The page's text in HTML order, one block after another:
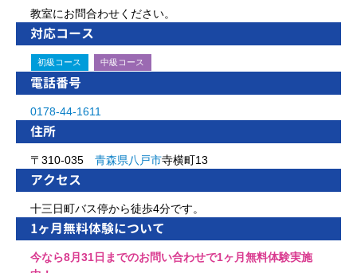
教室にお問合わせください。
対応コース
初級コース 中級コース
電話番号
0178-44-1611
住所
〒310-035 青森県八戸市寺横町13
アクセス
十三日町バス停から徒歩4分です。
1ヶ月無料体験について
今なら8月31日までのお問い合わせで1ヶ月無料体験実施